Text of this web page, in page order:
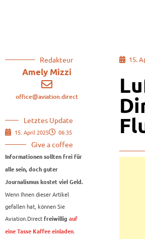
Redakteur
Amely Mizzi
office@aviation.direct
Letztes Update
15. April 2025 06:35
Give a coffee
Informationen sollten frei für
alle sein, doch guter
Journalismus kostet viel Geld.
Wenn Ihnen dieser Artikel
gefallen hat, können Sie
Aviation.Direct freiwillig auf
eine Tasse Kaffee einladen.
15.